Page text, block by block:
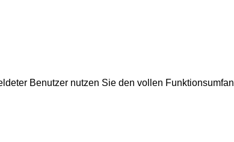
Benutzer nutzen Sie den vollen